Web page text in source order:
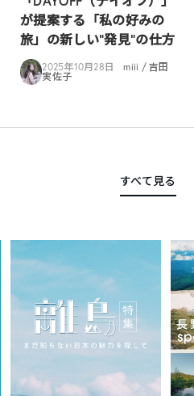
が提案する「私の好みの
旅」の新しい“発見”の仕方
2025年10月28日
miii / 吉田
実佐子
すべて見る